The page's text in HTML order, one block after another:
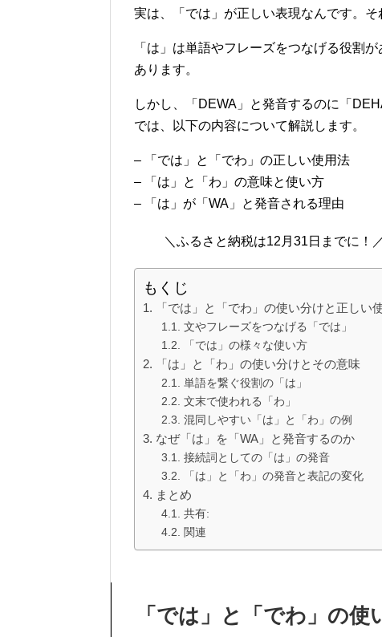
実は、「では」が正しい表現なんです。
「は」は単語やフレーズをつなげる役割
あります。
しかし、「DEWA」と発音するのに「
では、以下の内容について解説します。
– 「では」と「でわ」の正しい使用法
– 「は」と「わ」の意味と使い方
– 「は」が「WA」と発音される理由
＼ふるさと納税は12月31日までに！
もくじ
「では」と「でわ」の使い分けと正しい
文やフレーズをつなげる「では」
「では」の様々な使い方
「は」と「わ」の使い分けとその意味
単語を繋ぐ役割の「は」
文末で使われる「わ」
混同しやすい「は」と「わ」の例
なぜ「は」を「WA」と発音するのか
接続詞としての「は」の発音
「は」と「わ」の発音と表記の変化
まとめ
共有:
関連
「では」と「でわ」の